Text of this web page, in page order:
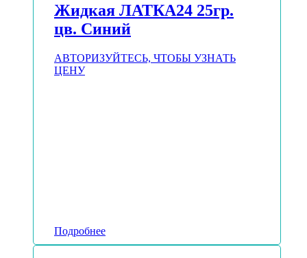
Жидкая ЛАТКА24 25гр.
цв. Синий
АВТОРИЗУЙТЕСЬ, ЧТОБЫ УЗНАТЬ
ЦЕНУ
Подробнее